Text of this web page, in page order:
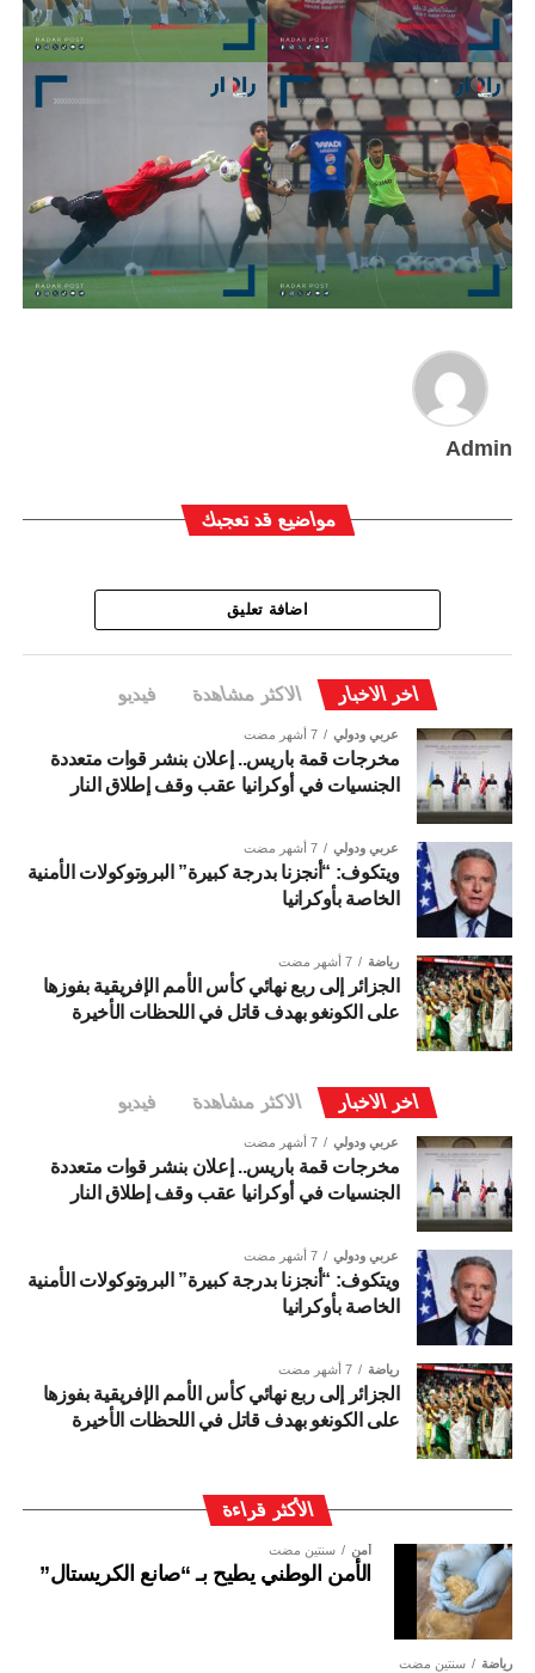
Admin
مواضيع قد تعجبك
اضافة تعليق
اخر الاخبار الاكثر مشاهدة فيديو
عربي ودولي 7 أشهر مضت
مخرجات قمة باريس.. إعلان بنشر قوات متعددة
الجنسيات في أوكرانيا عقب وقف إطلاق النار
عربي ودولي 7 أشهر مضت
ويتكوف: “أنجزنا بدرجة كبيرة” البروتوكولات الأمنية
الخاصة بأوكرانيا
رياضة 7 أشهر مضت
الجزائر إلى ربع نهائي كأس الأمم الإفريقية بفوزها
على الكونغو بهدف قاتل في اللحظات الأخيرة
اخر الاخبار الاكثر مشاهدة فيديو
عربي ودولي 7 أشهر مضت
مخرجات قمة باريس.. إعلان بنشر قوات متعددة
الجنسيات في أوكرانيا عقب وقف إطلاق النار
عربي ودولي 7 أشهر مضت
ويتكوف: “أنجزنا بدرجة كبيرة” البروتوكولات الأمنية
الخاصة بأوكرانيا
رياضة 7 أشهر مضت
الجزائر إلى ربع نهائي كأس الأمم الإفريقية بفوزها
على الكونغو بهدف قاتل في اللحظات الأخيرة
الأكثر قراءة
أمن سنتين مضت
الأمن الوطني يطيح بـ “صانع الكريستال”
رياضة سنتين مضت